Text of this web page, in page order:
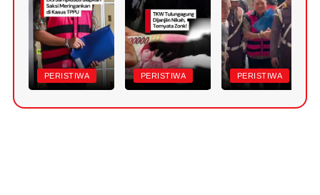
PERISTIWA PERISTIWA PERISTIWA